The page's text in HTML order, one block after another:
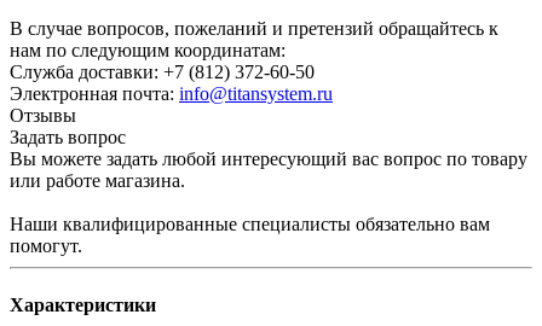
В случае вопросов, пожеланий и претензий обращайтесь к
нам по следующим координатам:
Служба доставки: +7 (812) 372-60-50
Электронная почта: info@titansystem.ru
Отзывы
Задать вопрос
Вы можете задать любой интересующий вас вопрос по товару
или работе магазина.
Наши квалифицированные специалисты обязательно вам
помогут.
Характеристики